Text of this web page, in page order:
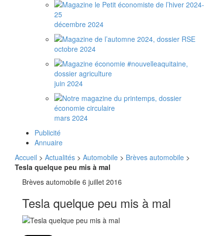
décembre 2024
octobre 2024
juin 2024
mars 2024
Publicité
Annuaire
Accueil > Actualités > Automobile > Brèves automobile >
Tesla quelque peu mis à mal
Brèves automobile 6 juillet 2016
Tesla quelque peu mis à mal